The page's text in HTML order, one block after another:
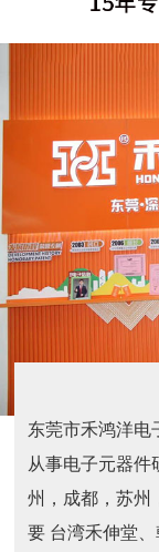
东莞市禾鸿洋电
从事电子元器件
州，成都，苏州
要 台湾禾伸堂